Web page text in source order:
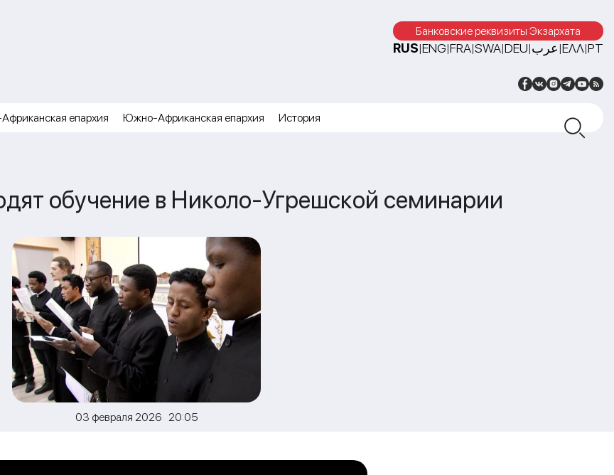
Банковские реквизиты Экзархата
RUS|ENG|FRA|SWA|DEU|عرب|ΕΛΛ|PT
епархия Южно-Африканская епархия История
обучение в Николо-Угрешской семинарии
03 февраля 2026 20:05